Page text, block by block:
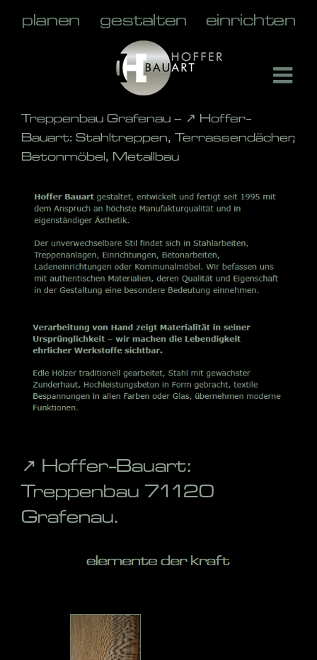
Treppenbau Grafenau – ↗️ Hoffer-
Bauart: Stahltreppen, Terrassendächer,
Betonmöbel, Metallbau
↗️ Hoffer-Bauart:
Treppenbau 71120
Grafenau.